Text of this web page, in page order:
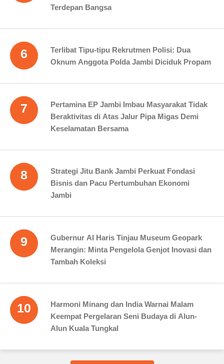
Terdepan Bangsa
6
Terlibat Tipu-tipu Rekrutmen Polisi: Dua
Oknum Anggota Polda Jambi Diciduk Propam
7
Pertamina EP Jambi Imbau Masyarakat Tidak
Beraktivitas di Atas Jalur Pipa Migas Demi
Keselamatan Bersama
8
Strategi Jitu Bank Jambi Perkuat Fondasi
Bisnis dan Pacu Pertumbuhan Ekonomi
Jambi
9
Gubernur Al Haris Tinjau Museum Geopark
Merangin: Minta Pengelola Genjot Inovasi dan
Tambah Koleksi
10
Harmoni Minang dan India Warnai Malam
Keempat Pergelaran Seni Budaya di Alun-
Alun Kuala Tungkal